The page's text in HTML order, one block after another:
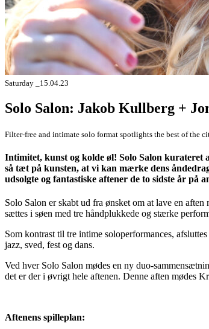
Saturday _15.04.23
Solo Salon: Jakob Kullberg +
Filter-free and intimate solo format spotlights the best of the
Intimitet, kunst og kolde øl! Solo Salon kurateret
så tæt på kunsten, at vi kan mærke dens
udsolgte og fantastiske aftener de to sidste år på
Solo Salon er skabt ud fra ønsket om at lave en
sættes i søen med tre håndplukkede og stærke
Som kontrast til tre intime soloperformances,
jazz, sved, fest og dans.
Ved hver Solo Salon mødes en ny duo-
det er der i øvrigt hele aftenen. Denne aften mødes
Aftenens spilleplan: